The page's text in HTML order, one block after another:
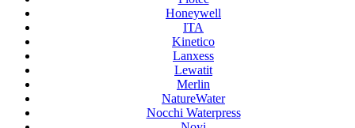
Honeywell
ITA
Kinetico
Lanxess
Lewatit
Merlin
NatureWater
Nocchi Waterpress